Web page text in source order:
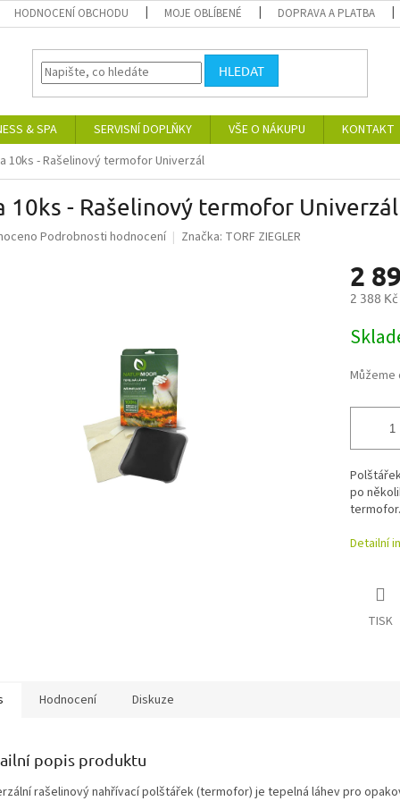
HODNOCENÍ OBCHODU MOJE OBLÍBENÉ DOPRAVA A PLATBA
HLEDAT
& SPA SERVISNÍ DOPLŇKY VŠE O NÁKUPU
KONTAKT
10ks - Rašelinový termofor Univerzál
10ks - Rašelinový termofor Univerzál
Podrobnosti hodnocení Značka: TORF ZIEGLER
2
2 388
cena:
po
Detailní
TISK
Hodnocení Diskuze
popis produktu
rašelinový nahřívací polštářek (termofor) je tepelná láhev pro